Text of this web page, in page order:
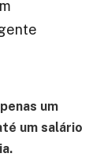
um
um salário